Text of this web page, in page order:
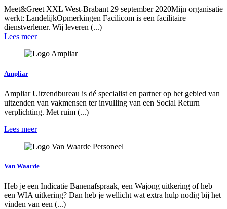
Meet&Greet XXL West-Brabant 29 september 2020Mijn organisatie
werkt: LandelijkOpmerkingen Facilicom is een facilitaire
dienstverlener. Wij leveren (...)
Lees meer
Ampliar
Ampliar Uitzendbureau is dé specialist en partner op het gebied van
uitzenden van vakmensen ter invulling van een Social Return
verplichting. Met ruim (...)
Lees meer
Van Waarde
Heb je een Indicatie Banenafspraak, een Wajong uitkering of heb
een WIA uitkering? Dan heb je wellicht wat extra hulp nodig bij het
vinden van een (...)